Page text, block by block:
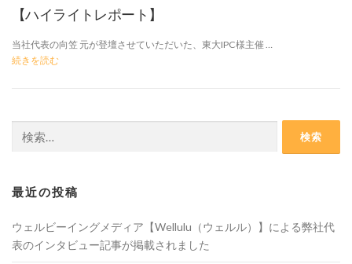
【ハイライトレポート】
当社代表の向笠 元が登壇させていただいた、東大IPC様主催 …
続きを読む
索:
最近の投稿
ウェルビーイングメディア【Wellulu（ウェルル）】による弊社代
表のインタビュー記事が掲載されました